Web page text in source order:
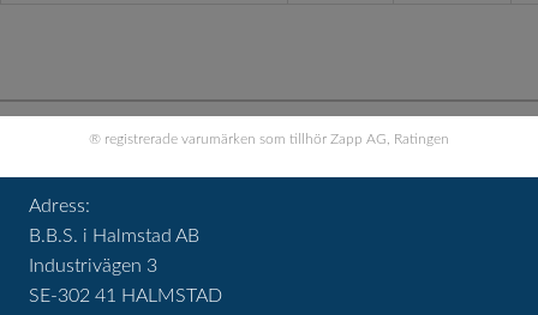
® registrerade varumärken som tillhör Zapp AG, Ratingen
Adress:
B.B.S. i Halmstad AB
Industrivägen 3
SE-302 41 HALMSTAD